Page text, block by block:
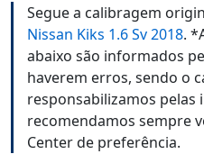
Segue a calibragem
Nissan Kiks 1.6 Sv 2018.
abaixo são informados
haverem erros, sendo o
responsabilizamos pelas
recomendamos sempre
Center de preferência.